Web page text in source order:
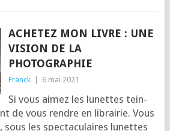
ACHETEZ MON LIVRE : UNE
VISION DE LA
PHOTOGRAPHIE
Franck 6 mai 2021
Si vous aimez les lunettes tein­
de vous rendre en librai­rie. Vous
les spec­ta­cu­laires lunettes